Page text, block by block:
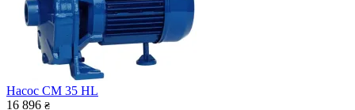
Насос CM 35 HL
16 896 ₴